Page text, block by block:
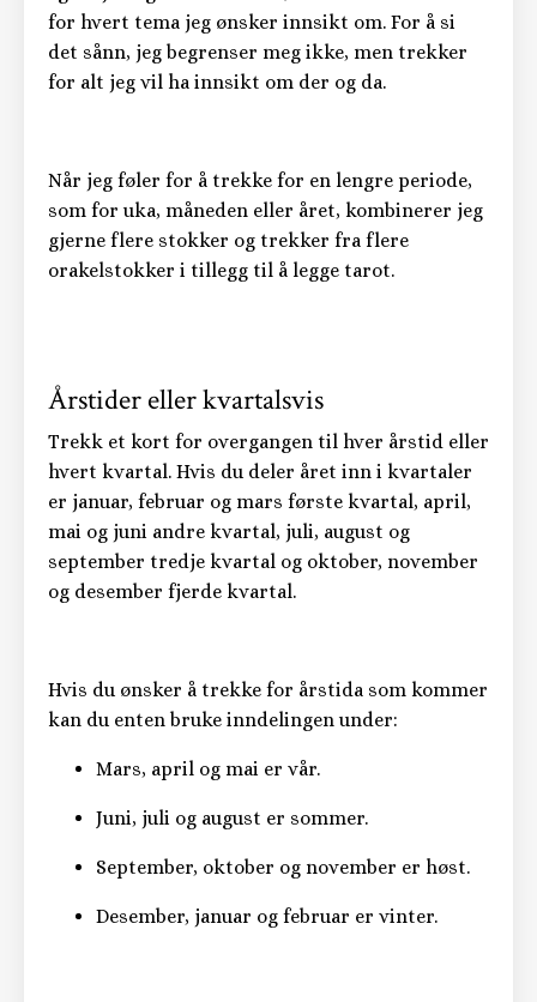
for hvert tema jeg ønsker innsikt om. For å si
det sånn, jeg begrenser meg ikke, men trekker
for alt jeg vil ha innsikt om der og da.
Når jeg føler for å trekke for en lengre periode,
som for uka, måneden eller året, kombinerer jeg
gjerne flere stokker og trekker fra flere
orakelstokker i tillegg til å legge tarot.
Årstider eller kvartalsvis
Trekk et kort for overgangen til hver årstid eller
hvert kvartal. Hvis du deler året inn i kvartaler
er januar, februar og mars første kvartal, april,
mai og juni andre kvartal, juli, august og
september tredje kvartal og oktober, november
og desember fjerde kvartal.
Hvis du ønsker å trekke for årstida som kommer
kan du enten bruke inndelingen under:
Mars, april og mai er vår.
Juni, juli og august er sommer.
September, oktober og november er høst.
Desember, januar og februar er vinter.